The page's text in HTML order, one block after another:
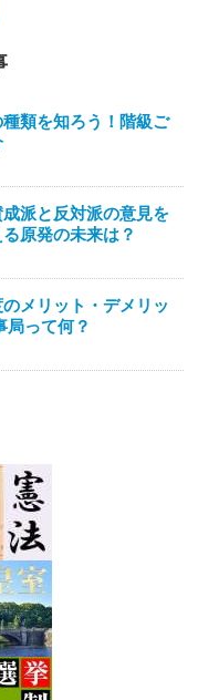
類を知ろう！階級ご
派と反対派の意見を
原発の未来は？
メリット・デメリッ
局って何？